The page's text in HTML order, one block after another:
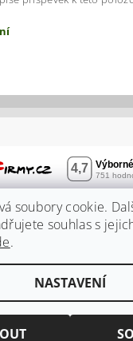
souhlasíte s
údajů
Zahradnidum.cz, všechna práva
soubory cookie.
souhlas s
.
NASTAVENÍ